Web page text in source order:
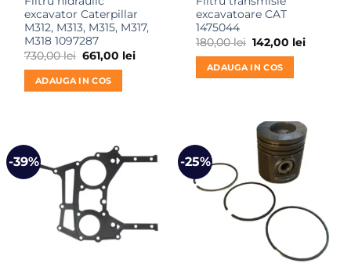
excavator Caterpillar
M312, M313, M315, M317,
M318 1097287
730,00lei Prețul
inițial
a
fost:
730,00 lei.
661,00 leiPrețul
ADAUGA IN COS
excavatoare CAT
1475044
180,00lei Prețul
inițial
a
fost:
180,00 lei.
142,00 leiPrețul
ADAUGA IN COS
-39% -25%